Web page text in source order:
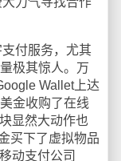
付服务，尤其
极其惊人。万
Wallet上达
金收购了在线
显然大动作也
买下了虚拟物品
动支付公司